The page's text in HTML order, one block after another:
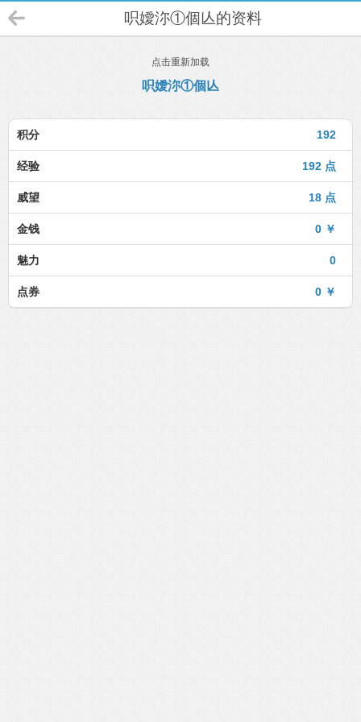
呮嬡沵①個亾的资料
点击重新加载
呮嬡沵①個亾
192
积分
192 点
经验
18 点
威望
0 ￥
金钱
0
魅力
0 ￥
点券